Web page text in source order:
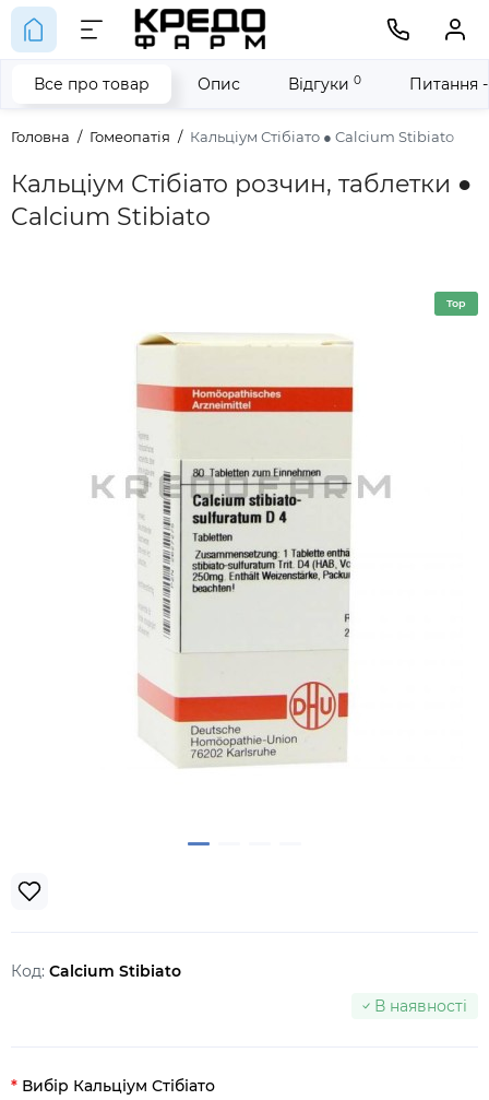
Головна Гомеопатія Кальціум Стібіато ● Calcium Stibiato
Кальціум Стібіато розчин, таблетки ●
Calcium Stibiato
Все про товар Опис Відгуки 0 Питання
Top
Код: Calcium Stibiato
В наявності
Вибір Кальціум Стібіато